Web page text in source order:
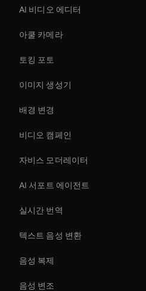
AI 비디오 에디터
아쿨 카메라
토킹 포토
이미지 생성기
배경 변경
비디오 캠페인
자비스 모더레이터
AI 서포트 에이전트
실시간 번역
텍스트 음성 변환
음성 복제
음성 변조